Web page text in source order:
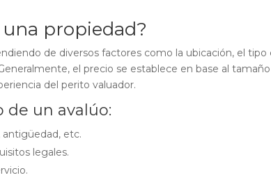
propiedad?
de diversos factores como la ubicación, el tipo
el precio se establece en base al
del perito valuador.
de un avalúo:
antigüedad, etc.
legales.